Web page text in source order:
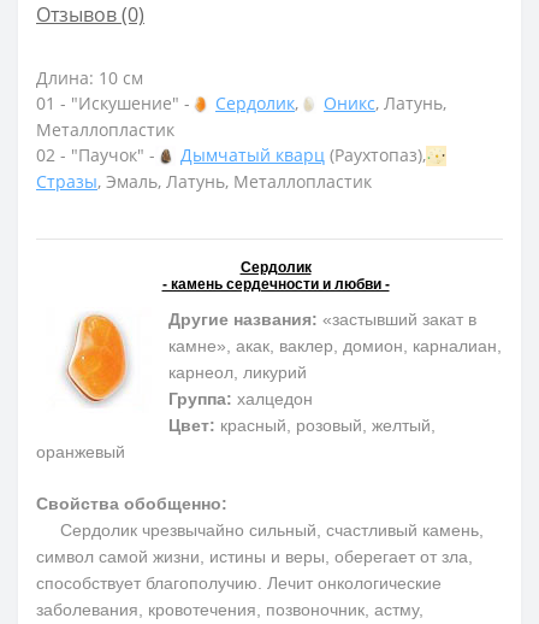
Отзывов (0)
Длина: 10 см
01 - "Искушение" -
Сердолик, Оникс, Латунь,
Металлопластик
02 - "Паучок" -
Дымчатый кварц (Раухтопаз),
Стразы, Эмаль, Латунь, Металлопластик
Сердолик
- камень сердечности и любви -
Другие названия: «застывший закат в
камне», акак, ваклер, домион, карналиан,
карнеол, ликурий
Группа: халцедон
Цвет: красный, розовый, желтый,
оранжевый
Свойства обобщенно:
Сердолик чрезвычайно сильный, счастливый камень,
символ самой жизни, истины и веры, оберегает от зла,
способствует благополучию. Лечит онкологические
заболевания, кровотечения, позвоночник, астму,